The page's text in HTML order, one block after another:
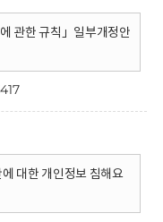
관한 규칙」일부개정안
대한 개인정보 침해요